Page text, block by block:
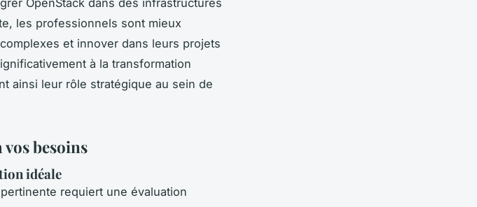
les professionnels sont mieux
et innover dans leurs projets
à la transformation
ainsi leur rôle stratégique au sein de
besoins
idéale
requiert une évaluation